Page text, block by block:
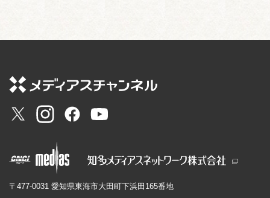
〒477-0031 愛知県東海市大田町下浜田165番地